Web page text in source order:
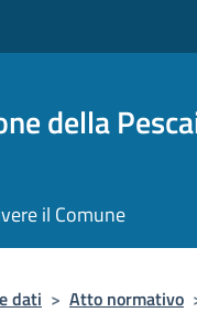
della
il Comune
dati > Atto normativo